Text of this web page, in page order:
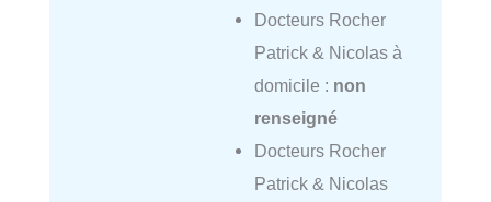
Docteurs Rocher
Patrick & Nicolas à
domicile : non
renseigné
Docteurs Rocher
Patrick & Nicolas